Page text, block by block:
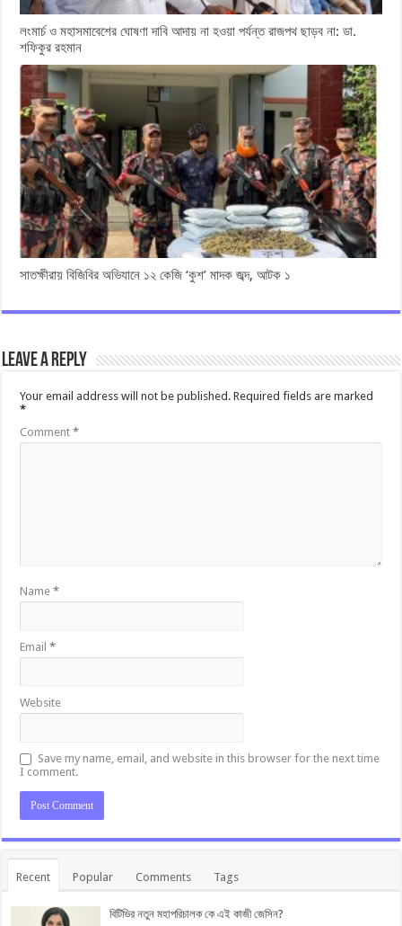
লংমার্চ ও মহাসমাবেশের ঘোষণা দাবি আদায় না হওয়া পর্যন্ত রাজপথ ছাড়ব না: ডা.
শফিকুর রহমান
সাতক্ষীরায় বিজিবির অভিযানে ১২ কেজি ‘কুশ’ মাদক জব্দ, আটক ১
Leave a Reply
Your email address will not be published. Required fields are marked
*
Comment*
Name*
Email*
Website
Save my name, email, and website in this browser for the next time
I comment.
Recent Popular Comments Tags
বিটিভির নতুন মহাপরিচালক কে এই কাজী জেসিন?